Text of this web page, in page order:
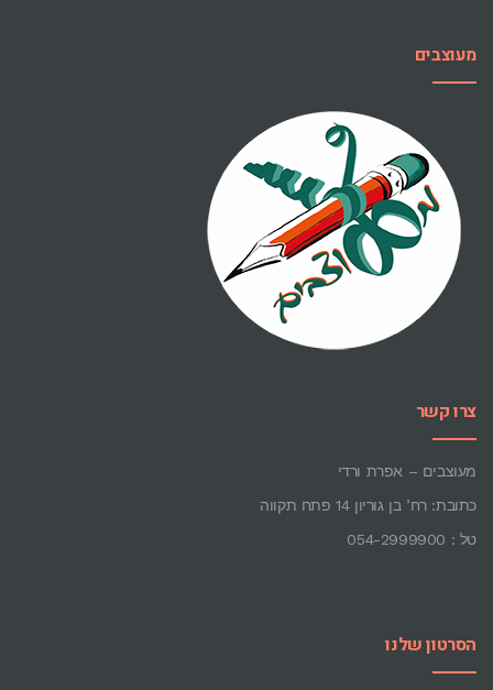
מעוצבים
צרו קשר
מעוצבים – אפרת ורדי
כתובת: רח’ בן גוריון 14 פתח תקווה
טל : 054-2999900
הסרטון שלנו